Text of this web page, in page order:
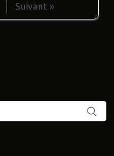
Suivant »